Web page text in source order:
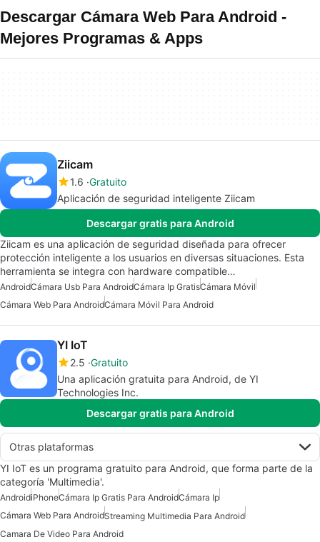
Descargar Cámara Web Para Android -
Mejores Programas & Apps
Ziicam
1.6 Gratuito
Aplicación de seguridad inteligente Ziicam
Descargar gratis para Android
Ziicam es una aplicación de seguridad diseñada para ofrecer
protección inteligente a los usuarios en diversas situaciones. Esta
herramienta se integra con hardware compatible…
AndroidCámara Usb Para AndroidCámara Ip GratisCámara Móvil
Cámara Web Para AndroidCámara Móvil Para Android
YI IoT
2.5 Gratuito
Una aplicación gratuita para Android, de YI
Technologies Inc.
Descargar gratis para Android
Otras plataformas
YI IoT es un programa gratuito para Android, que forma parte de la
categoría 'Multimedia'.
AndroidiPhoneCámara Ip Gratis Para AndroidCámara Ip
Cámara Web Para AndroidStreaming Multimedia Para Android
Camara De Video Para Android